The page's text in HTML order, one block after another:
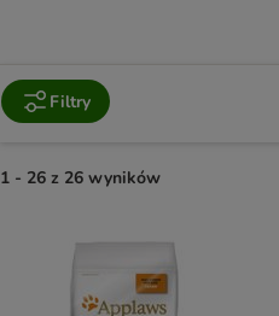
Filtry
1 - 26 z 26 wyników